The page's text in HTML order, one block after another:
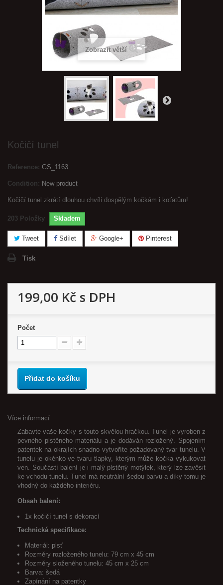
Zobrazit větší
Kočičí tunel
Reference: GS_1163
Condition: New product
Kočičí tunel zkrátí dlouhou chvíli dospělým kočkám i koťatům!
203 Položky Skladem
Tweet Sdílet Google+ Pinterest
Tisk
199,00 Kč s DPH
Počet
Přidat do košíku
Více informací
Zabavte vaše kočky s touto skvělou hračkou. Tunel je vyroben z
pevného plstěného materiálu a je dodáván rozložený. Spojením
patentek na okrajích snadno vytvoříte požadovaný tvar tunelu. V
tunelu je okénko ve tvaru tlapky, kterým může kočka vykukovat
ven. Součástí balení je i malý plstěný motýlek, který lze zavěsit
ke vchodu tunelu. Tunel má neutrální šedou barvu a díky tomu je
vhodný do každého interiéru.
Obsah balení:
1x kočičí tunel s dekorací
Technická specifikace:
Materiál: plsť
Rozměry rozloženého tunelu: 79 cm x 45 cm
Rozměry složeného tunelu: 45 cm x 25 cm
Barva: šedá
Zapínání na patentky